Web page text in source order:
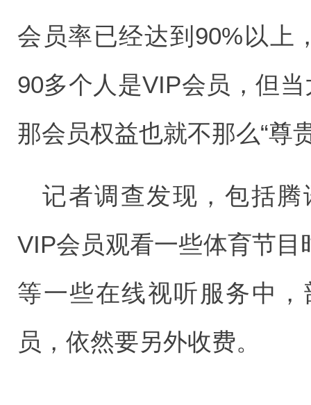
会员率已经达到90%以上
90多个人是VIP会员，但
那会员权益也就不那么“尊
记者调查发现，包括
VIP会员观看一些体育节
等一些在线视听服务中
员，依然要另外收费。